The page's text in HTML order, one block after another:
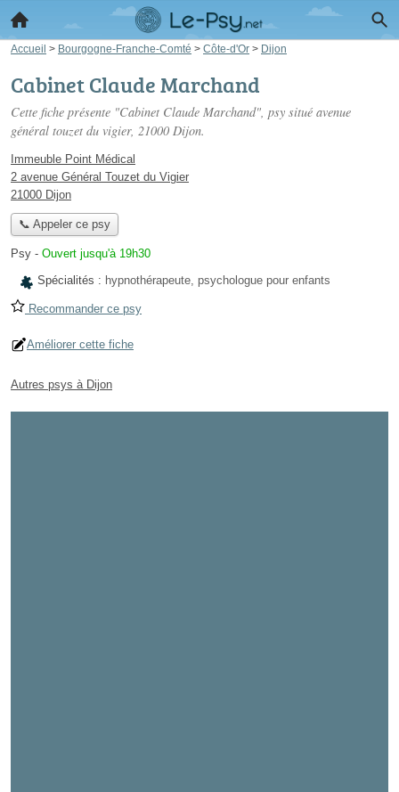
Accueil > Bourgogne-Franche-Comté > Côte-d'Or > Dijon
Cabinet Claude Marchand
Cette fiche présente "Cabinet Claude Marchand", psy situé avenue
général touzet du vigier, 21000 Dijon.
Immeuble Point Médical
2 avenue Général Touzet du Vigier
21000 Dijon
📞 Appeler ce psy
Psy - Ouvert jusqu'à 19h30
Spécialités : hypnothérapeute, psychologue pour enfants
Recommander ce psy
Améliorer cette fiche
Autres psys à Dijon